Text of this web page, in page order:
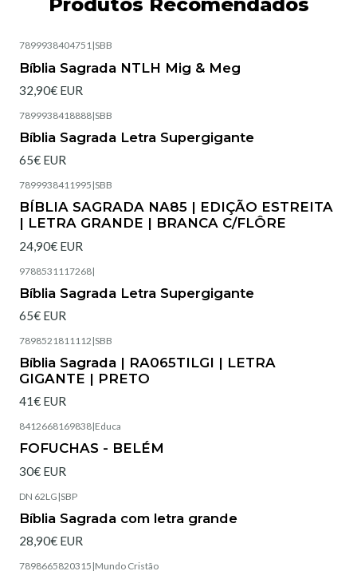
Produtos Recomendados
7899938404751|SBB
Bíblia Sagrada NTLH Mig & Meg
32,90€ EUR
7899938418888|SBB
Bíblia Sagrada Letra Supergigante
65€ EUR
7899938411995 |SBB
BÍBLIA SAGRADA NA85 | EDIÇÃO ESTREITA
| LETRA GRANDE | BRANCA C/FLÔRE
24,90€ EUR
9788531117268|
Bíblia Sagrada Letra Supergigante
65€ EUR
7898521811112 |SBB
Bíblia Sagrada | RA065TILGI | LETRA
GIGANTE | PRETO
41€ EUR
8412668169838|Educa
FOFUCHAS - BELÉM
30€ EUR
DN 62LG |SBP
Bíblia Sagrada com letra grande
28,90€ EUR
7898665820315 |Mundo Cristão